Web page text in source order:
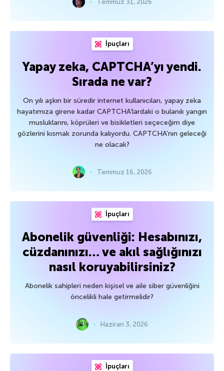
Temmuz 31, 2026
İpuçları
Yapay zeka, CAPTCHA’yı yendi.
Sırada ne var?
On yılı aşkın bir süredir internet kullanıcıları, yapay zeka
hayatımıza girene kadar CAPTCHA’lardaki o bulanık yangın
musluklarını, köprüleri ve bisikletleri seçeceğim diye
gözlerini kısmak zorunda kalıyordu. CAPTCHA’nın geleceği
ne olacak?
Temmuz 16, 2026
İpuçları
Abonelik güvenliği: Hesabınızı,
cüzdanınızı… ve akıl sağlığınızı
nasıl koruyabilirsiniz?
Abonelik sahipleri neden kişisel ve aile siber güvenliğini
öncelikli hale getirmelidir?
Haziran 3, 2026
İpuçları